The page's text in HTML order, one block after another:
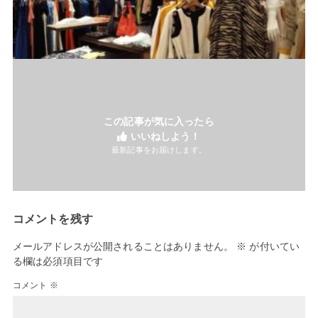
この記事が気に入ったら
いいねしよう！
最新記事をお届けします。
コメントを残す
メールアドレスが公開されることはありません。 ※ が付いてい
る欄は必須項目です
コメント ※